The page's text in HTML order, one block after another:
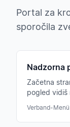
Portal za
sporočila
Nadzorna
Začetna
pogled vidiš
Verband-